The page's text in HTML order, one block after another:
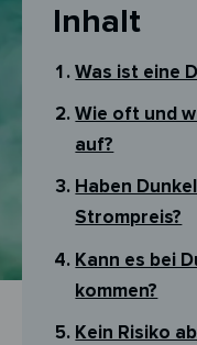
Inhalt
Was ist eine
Wie oft und
auf?
Haben
Strompreis?
Kann es bei
kommen?
Kein Risiko